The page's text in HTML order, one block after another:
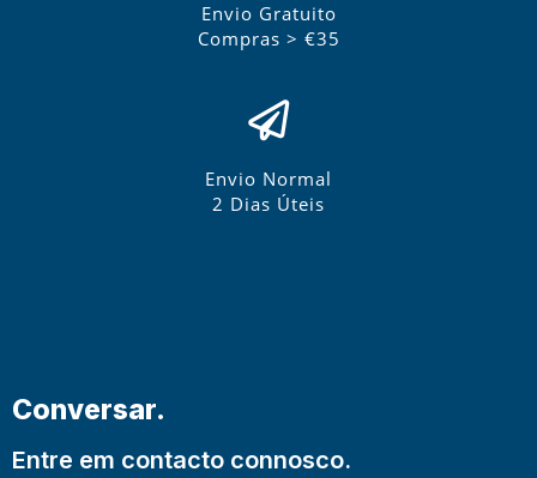
Envio Gratuito
Compras > €35
Envio Normal
2 Dias Úteis
Conversar.
Entre em contacto connosco.